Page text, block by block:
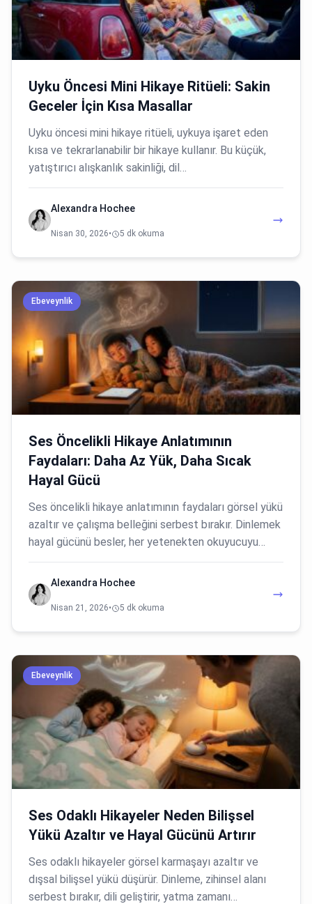
Uyku Öncesi Mini Hikaye Ritüeli: Sakin
Geceler İçin Kısa Masallar
Uyku öncesi mini hikaye ritüeli, uykuya işaret eden
kısa ve tekrarlanabilir bir hikaye kullanır. Bu küçük,
yatıştırıcı alışkanlık sakinliği, dil…
Alexandra Hochee
Nisan 30, 2026• 5 dk okuma
Ebeveynlik
Ses Öncelikli Hikaye Anlatımının
Faydaları: Daha Az Yük, Daha Sıcak
Hayal Gücü
Ses öncelikli hikaye anlatımının faydaları görsel yükü
azaltır ve çalışma belleğini serbest bırakır. Dinlemek
hayal gücünü besler, her yetenekten okuyucuyu…
Alexandra Hochee
Nisan 21, 2026• 5 dk okuma
Ebeveynlik
Ses Odaklı Hikayeler Neden Bilişsel
Yükü Azaltır ve Hayal Gücünü Artırır
Ses odaklı hikayeler görsel karmaşayı azaltır ve
dışsal bilişsel yükü düşürür. Dinleme, zihinsel alanı
serbest bırakır, dili geliştirir, yatma zamanı…